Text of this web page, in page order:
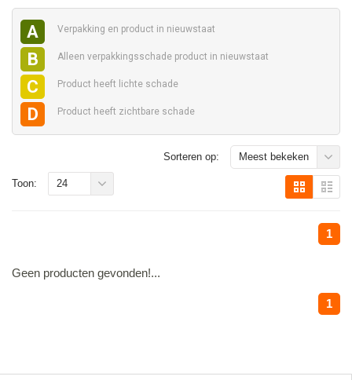
A Verpakking en product in nieuwstaat
B Alleen verpakkingsschade product in nieuwstaat
C Product heeft lichte schade
D Product heeft zichtbare schade
Sorteren op: Meest bekeken
1
Toon: 24
Geen producten gevonden!...
1